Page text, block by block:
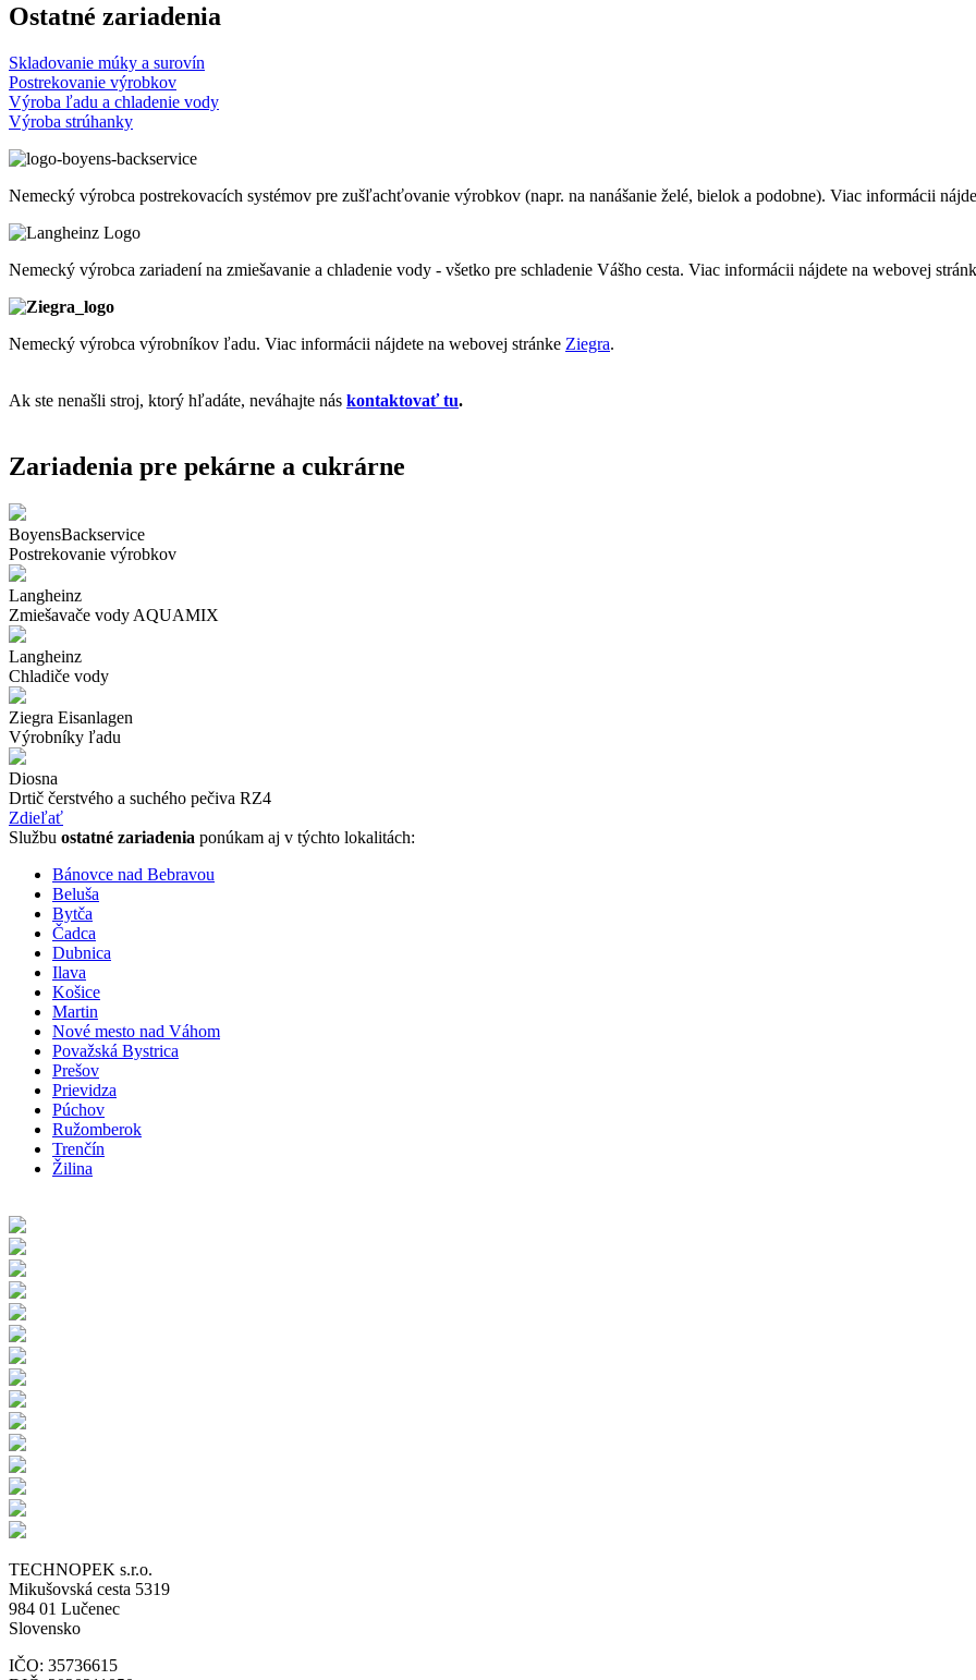
Ostatné zariadenia
Skladovanie múky a surovín
Postrekovanie výrobkov
Výroba ľadu a chladenie vody
Výroba strúhanky
Nemecký výrobca postrekovacích systémov pre zušľachťovanie výrobkov (napr. na nanášanie želé, bielok a podobne). Viac informácii
Nemecký výrobca zariadení na zmiešavanie a chladenie vody - všetko pre schladenie Vášho cesta. Viac informácii nájdete na webovej
Nemecký výrobca výrobníkov ľadu. Viac informácii nájdete na webovej stránke Ziegra.
Ak ste nenašli stroj, ktorý hľadáte, neváhajte nás kontaktovať tu.
Zariadenia pre pekárne a cukrárne
BoyensBackservice
Postrekovanie výrobkov
Langheinz
Zmiešavače vody AQUAMIX
Langheinz
Chladiče vody
Ziegra Eisanlagen
Výrobníky ľadu
Diosna
Drtič čerstvého a suchého pečiva RZ4
Zdieľať
Službu ostatné zariadenia ponúkam aj v týchto lokalitách:
Bánovce nad Bebravou
Beluša
Bytča
Čadca
Dubnica
Ilava
Košice
Martin
Nové mesto nad Váhom
Považská Bystrica
Prešov
Prievidza
Púchov
Ružomberok
Trenčín
Žilina
TECHNOPEK s.r.o.
Mikušovská cesta 5319
984 01 Lučenec
Slovensko
IČO: 35736615